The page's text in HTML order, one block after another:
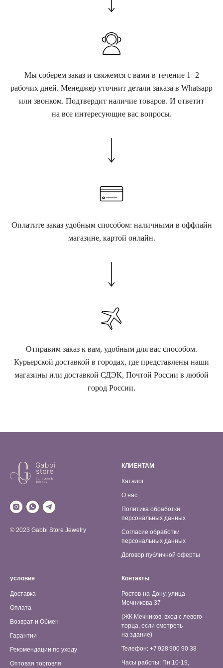
Мы соберем заказ и свяжемся с вами в течение 1−2
рабочих дней. Менеджер уточнит детали заказа в Whatsapp
или звонком. Подтвердит наличие товаров. И ответит
на все интересующие вас вопросы.
Оплатите заказ удобным способом: наличными в оффлайн
магазине, картой онлайн.
Отправим заказ к вам, удобным для вас способом.
Курьерской доставкой в городах, где представлены наши
магазины или доставкой СДЭК, Почтой России в любой
город России.
© 2023 Gabbi Store Jewelry
КЛИЕНТАМ
Каталог
О нас
Политика обработки
персональных данных
Согласие обработки
персональных данных
Договор публичной оферты
условия
Доставка
Оплата
Возврат и Обмен
Гарантии
Рекомендации по уходу
Оптовая торговля
Контакты
Ростов-на-Дону, улица
Мечникова 37
(ЖК Мечников, вход с левого
торца, если смотреть
на здание)
Телефон: +7 928 900 90 38
Часы работы: Пн 10-19,